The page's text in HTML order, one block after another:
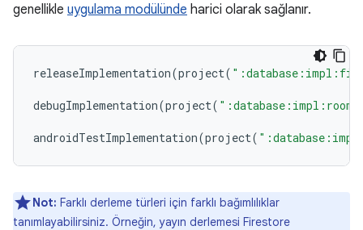
genellikle uygulama modülünde harici olarak sağlanır.
releaseImplementation(project(
debugImplementation(project( ":database:impl:room"
androidTestImplementation(project(
Not: Farklı derleme türleri için farklı bağımlılıklar
tanımlayabilirsiniz. Örneğin, yayın derlemesi Firestore